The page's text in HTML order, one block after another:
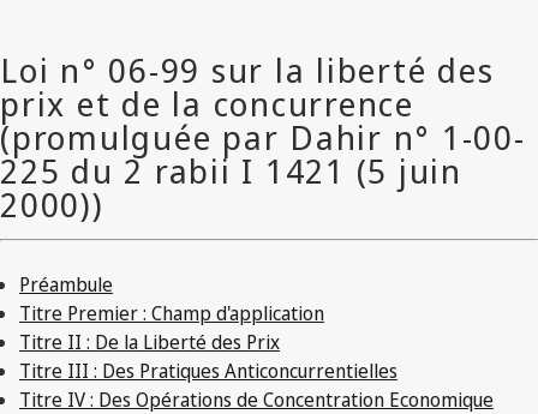
Préambule
Titre Premier : Champ d'application
Titre II : De la Liberté des Prix
Titre III : Des Pratiques Anticoncurrentielles
Titre IV : Des Opérations de Concentration Economique